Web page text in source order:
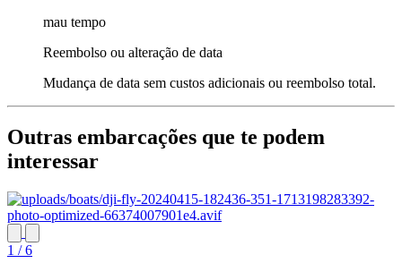
mau tempo
Reembolso ou alteração de data
Mudança de data sem custos adicionais ou reembolso total.
Outras embarcações que te podem
interessar
1 / 6